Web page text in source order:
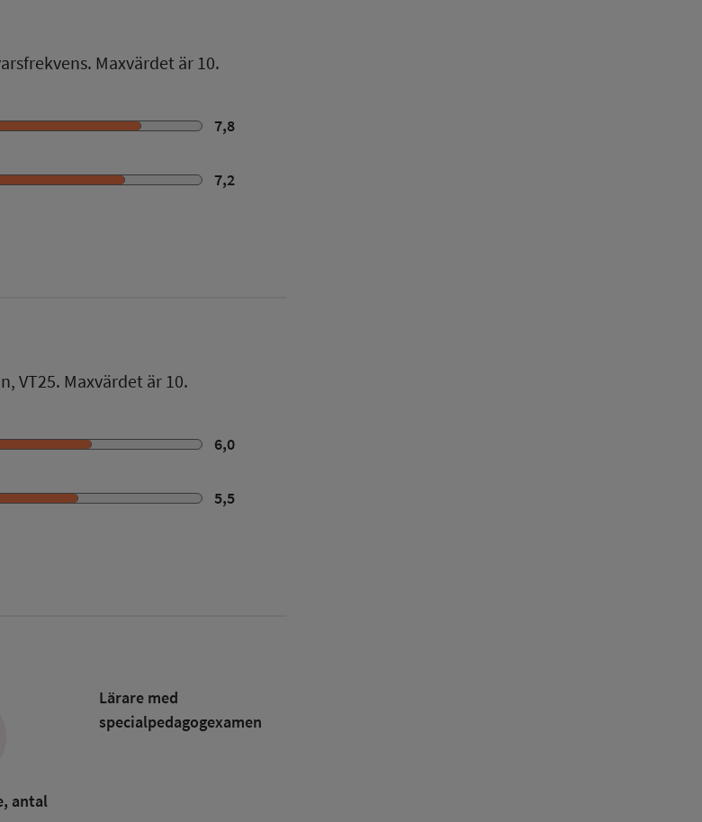
Maxvärdet är 10.
7,8
7,2
VT25. Maxvärdet är 10.
6,0
5,5
antal
Lärare med
specialpedagog­examen